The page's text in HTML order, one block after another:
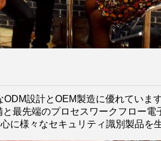
設計とOEM製造に優れていま
最先端のプロセスワークフロー
に様々なセキュリティ識別製品を